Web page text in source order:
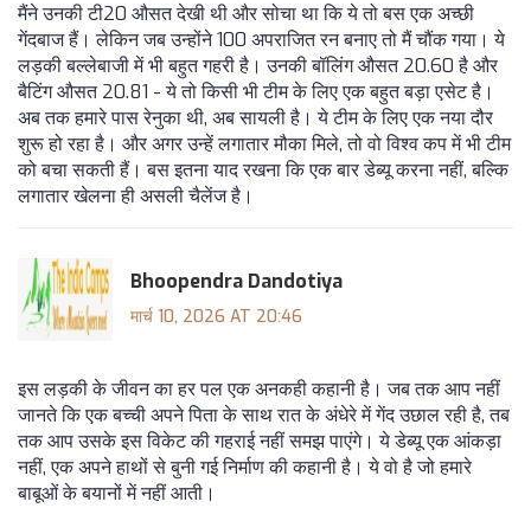
मैंने उनकी टी20 औसत देखी थी और सोचा था कि ये तो बस एक अच्छी
गेंदबाज हैं। लेकिन जब उन्होंने 100 अपराजित रन बनाए तो मैं चौंक गया। ये
लड़की बल्लेबाजी में भी बहुत गहरी है। उनकी बॉलिंग औसत 20.60 है और
बैटिंग औसत 20.81 - ये तो किसी भी टीम के लिए एक बहुत बड़ा एसेट है।
अब तक हमारे पास रेनुका थी, अब सायली है। ये टीम के लिए एक नया दौर
शुरू हो रहा है। और अगर उन्हें लगातार मौका मिले, तो वो विश्व कप में भी टीम
को बचा सकती हैं। बस इतना याद रखना कि एक बार डेब्यू करना नहीं, बल्कि
लगातार खेलना ही असली चैलेंज है।
Bhoopendra Dandotiya
मार्च 10, 2026 AT 20:46
इस लड़की के जीवन का हर पल एक अनकही कहानी है। जब तक आप नहीं
जानते कि एक बच्ची अपने पिता के साथ रात के अंधेरे में गेंद उछाल रही है, तब
तक आप उसके इस विकेट की गहराई नहीं समझ पाएंगे। ये डेब्यू एक आंकड़ा
नहीं, एक अपने हाथों से बुनी गई निर्माण की कहानी है। ये वो है जो हमारे
बाबूओं के बयानों में नहीं आती।